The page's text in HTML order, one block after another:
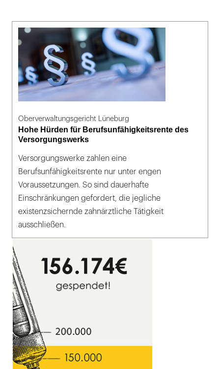
Oberverwaltungsgericht Lüneburg
Hohe Hürden für Berufsunfähigkeitsrente des
Versorgungswerks
Versorgungswerke zahlen eine
Berufsunfähigkeitsrente nur unter engen
Voraussetzungen. So sind dauerhafte
Einschränkungen gefordert, die jegliche
existenzsichernde zahnärztliche Tätigkeit
ausschließen.